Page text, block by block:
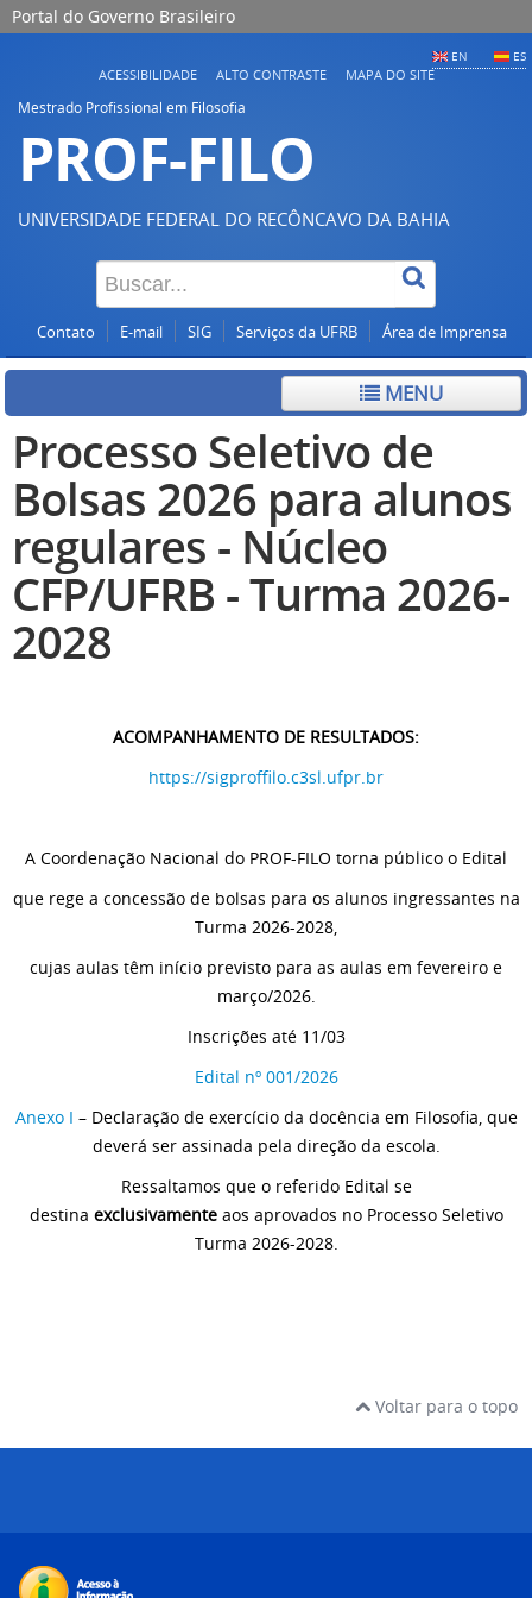
Portal do Governo Brasileiro
EN ES
ACESSIBILIDADE ALTO CONTRASTE
MAPA DO SITE
Mestrado Profissional em Filosofia
PROF-FILO
UNIVERSIDADE FEDERAL DO RECÔNCAVO DA BAHIA
Contato E-mail SIG Serviços da UFRB Área de Imprensa
MENU
Processo Seletivo de
Bolsas 2026 para alunos
regulares - Núcleo
CFP/UFRB - Turma 2026-
2028
ACOMPANHAMENTO DE RESULTADOS:
https://sigproffilo.c3sl.ufpr.br
A Coordenação Nacional do PROF-FILO torna público o Edital
que rege a concessão de bolsas para os alunos ingressantes na
Turma 2026-2028,
cujas aulas têm início previsto para as aulas em fevereiro e
março/2026.
Inscrições até 11/03
Edital nº 001/2026
Anexo I – Declaração de exercício da docência em Filosofia, que
deverá ser assinada pela direção da escola.
Ressaltamos que o referido Edital se
destina exclusivamenteaos aprovados no Processo Seletivo
Turma 2026-2028.
Voltar para o topo